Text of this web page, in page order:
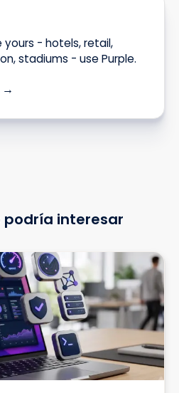
yours - hotels, retail,
stadiums - use Purple.
→
podría interesar